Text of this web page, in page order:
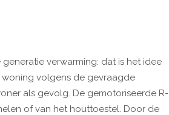
verwarming: dat is het idee
woning volgens de gevraagde
als gevolg. De gemotoriseerde R-
of van het houttoestel. Door de